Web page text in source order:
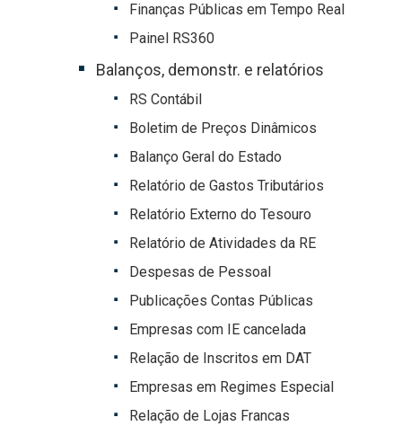
Finanças Públicas em Tempo Real
Painel RS360
Balanços, demonstr. e relatórios
RS Contábil
Boletim de Preços Dinâmicos
Balanço Geral do Estado
Relatório de Gastos Tributários
Relatório Externo do Tesouro
Relatório de Atividades da RE
Despesas de Pessoal
Publicações Contas Públicas
Empresas com IE cancelada
Relação de Inscritos em DAT
Empresas em Regimes Especial
Relação de Lojas Francas